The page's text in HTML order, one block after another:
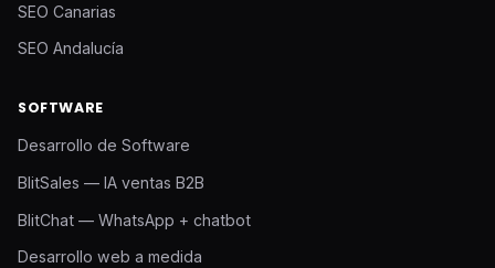
SEO Canarias
SEO Andalucía
SOFTWARE
Desarrollo de Software
BlitSales — IA ventas B2B
BlitChat — WhatsApp + chatbot
Desarrollo web a medida